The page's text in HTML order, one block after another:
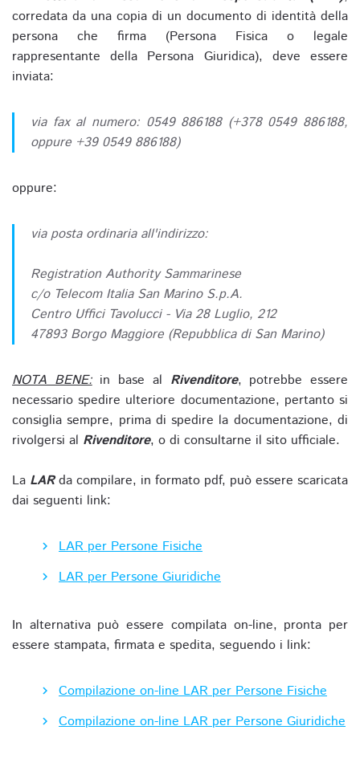
corredata da una copia di un documento di identità della
persona che firma (Persona Fisica o legale
rappresentante della Persona Giuridica), deve essere
inviata:
via fax al numero: 0549 886188 (+378 0549 886188,
oppure +39 0549 886188)
oppure:
via posta ordinaria all'indirizzo:
Registration Authority Sammarinese
c/o Telecom Italia San Marino S.p.A.
Centro Uffici Tavolucci - Via 28 Luglio, 212
47893 Borgo Maggiore (Repubblica di San Marino)
NOTA BENE:in base al Rivenditore, potrebbe essere
necessario spedire ulteriore documentazione, pertanto si
consiglia sempre, prima di spedire la documentazione, di
rivolgersi al Rivenditore, o di consultarne il sito ufficiale.
La LARda compilare, in formato pdf, può essere scaricata
dai seguenti link:
LAR per Persone Fisiche
LAR per Persone Giuridiche
In alternativa può essere compilata on-line, pronta per
essere stampata, firmata e spedita, seguendo i link:
Compilazione on-line LAR per Persone Fisiche
Compilazione on-line LAR per Persone Giuridiche